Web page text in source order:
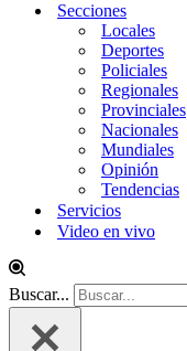
Secciones
Locales
Deportes
Policiales
Regionales
Provinciales
Nacionales
Mundiales
Opinión
Tendencias
Servicios
Video en vivo
Buscar...